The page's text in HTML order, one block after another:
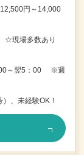
円～14,000
☆現場多数あり
00～翌5：00 ※週
、未経験OK！